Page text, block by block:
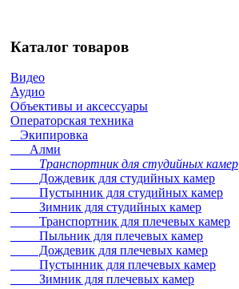
Каталог товаров
Видео
Аудио
Объективы и аксессуары
Операторская техника
Экипировка
Алми
Транспортник для студийных камер
Дождевик для студийных камер
Пустынник для студийных камер
Зимник для студийных камер
Транспортник для плечевых камер
Пыльник для плечевых камер
Дождевик для плечевых камер
Пустынник для плечевых камер
Зимник для плечевых камер